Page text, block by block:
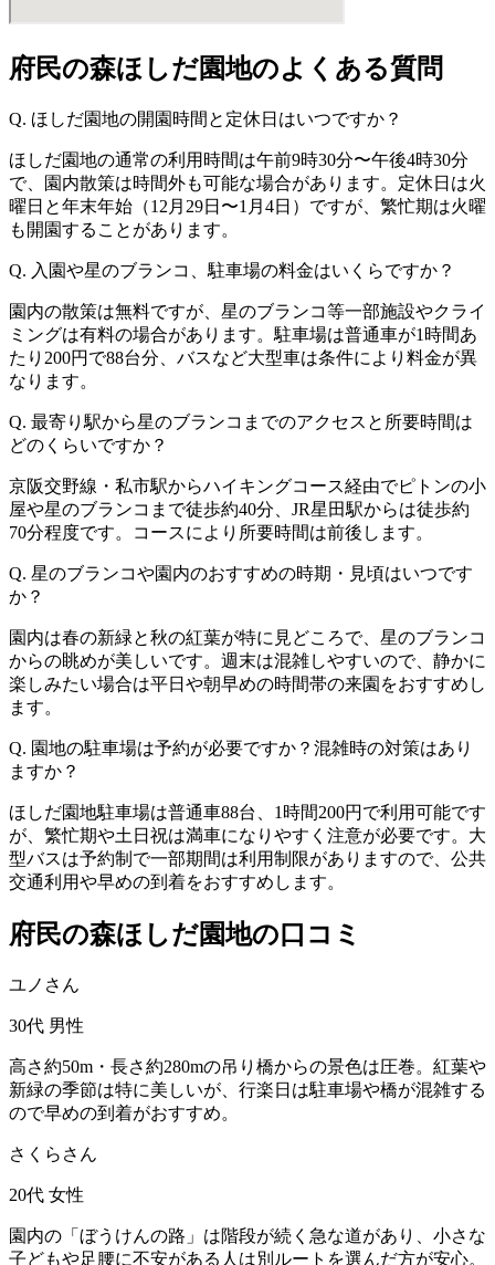
府民の森ほしだ園地のよくある質問
Q. ほしだ園地の開園時間と定休日はいつですか？
ほしだ園地の通常の利用時間は午前9時30分〜午後4時30分
で、園内散策は時間外も可能な場合があります。定休日は火
曜日と年末年始（12月29日〜1月4日）ですが、繁忙期は火曜
も開園することがあります。
Q. 入園や星のブランコ、駐車場の料金はいくらですか？
園内の散策は無料ですが、星のブランコ等一部施設やクライ
ミングは有料の場合があります。駐車場は普通車が1時間あ
たり200円で88台分、バスなど大型車は条件により料金が異
なります。
Q. 最寄り駅から星のブランコまでのアクセスと所要時間は
どのくらいですか？
京阪交野線・私市駅からハイキングコース経由でピトンの小
屋や星のブランコまで徒歩約40分、JR星田駅からは徒歩約
70分程度です。コースにより所要時間は前後します。
Q. 星のブランコや園内のおすすめの時期・見頃はいつです
か？
園内は春の新緑と秋の紅葉が特に見どころで、星のブランコ
からの眺めが美しいです。週末は混雑しやすいので、静かに
楽しみたい場合は平日や朝早めの時間帯の来園をおすすめし
ます。
Q. 園地の駐車場は予約が必要ですか？混雑時の対策はあり
ますか？
ほしだ園地駐車場は普通車88台、1時間200円で利用可能です
が、繁忙期や土日祝は満車になりやすく注意が必要です。大
型バスは予約制で一部期間は利用制限がありますので、公共
交通利用や早めの到着をおすすめします。
府民の森ほしだ園地の口コミ
ユノさん
30代 男性
高さ約50m・長さ約280mの吊り橋からの景色は圧巻。紅葉や
新緑の季節は特に美しいが、行楽日は駐車場や橋が混雑する
ので早めの到着がおすすめ。
さくらさん
20代 女性
園内の「ぼうけんの路」は階段が続く急な道があり、小さな
子どもや足腰に不安がある人は別ルートを選んだ方が安心。